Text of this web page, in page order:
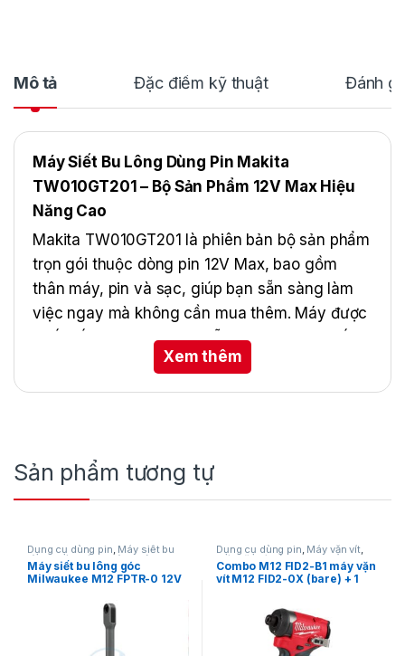
Mô tả Đặc điểm kỹ thuật Đánh
Máy Siết Bu Lông Dùng Pin Makita
TW010GT201 – Bộ Sản Phẩm 12V Max Hiệu
Năng Cao
Makita TW010GT201 là phiên bản bộ sản phẩm
trọn gói thuộc dòng pin 12V Max, bao gồm
thân máy, pin và sạc, giúp bạn sẵn sàng làm
việc ngay mà không cần mua thêm. Máy được
thiết kế gọn nhẹ nhưng vẫn mang lại lực siết
mạnh mẽ và ổn định, phù hợp cho các công
(Brushless), giúp nâng cao tuổi thọ, giảm ma
sát và tối ưu hiệu suất. Thiết kế công thái học
Xem thêm
Sản phẩm tương tự
Dụng cụ dùng pin Máy siết bu
lông, Máy siết bu lông dùng pin
12V,Milwaukee
Máy siết bu lông góc
Milwaukee M12 FPTR-0 12V
Dụng cụ dùng pin Máy vặn vít,
Máy vặn vít dùng pin 12V
Milwaukee
Combo M12 FID2-B1 máy vặn
vít M12 FID2-0X (bare) + 1